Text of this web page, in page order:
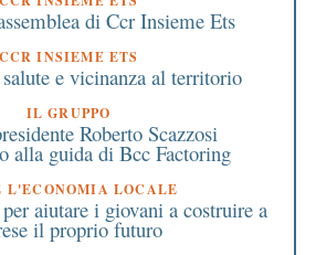
di Ccr Insieme Ets
CCR INSIEME ETS
e vicinanza al territorio
IL GRUPPO
Roberto Scazzosi
alla guida di Bcc Factoring
L'ECONOMIA LOCALE
aiutare i giovani a costruire a
il proprio futuro